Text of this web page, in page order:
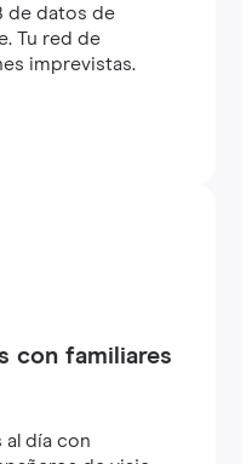
de datos de
Tu red de
imprevistas.
con familiares
al día con